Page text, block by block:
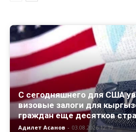
С сегодняшнего для США
визовые залоги для
граждан еще десятков
Адилет Асанов - 03.08.2026 12:19